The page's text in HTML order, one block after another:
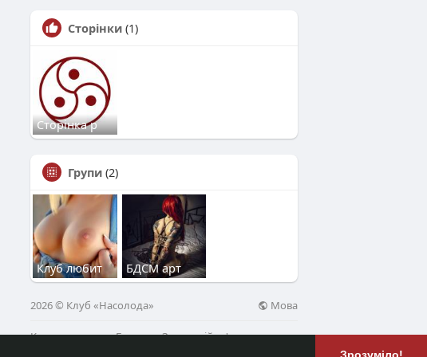
Сторінки (1)
Сторінка р
Групи (2)
Клуб любит БДСМ арт
2026 © Клуб «Насолода» Мова
Коротко про Блог Зворотній зв'язок ще